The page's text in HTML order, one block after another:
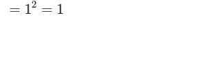
= 12 = 1